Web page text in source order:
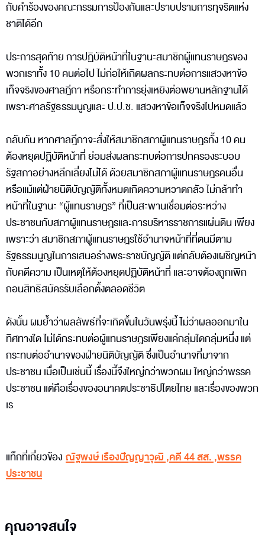
กับคำร้องของคณะกรรมการป้องกันและปราบปรามการทุจริตแห่ง
ชาติได้อีก
ประการสุดท้าย การปฏิบัติหน้าที่ในฐานะสมาชิกผู้แทนราษฎรของ
พวกเราทั้ง 10 คนต่อไป ไม่ก่อให้เกิดผลกระทบต่อการแสวงหาข้อ
เท็จจริงของศาลฎีกา หรือกระทำการยุ่งเหยิงต่อพยานหลักฐานได้
เพราะศาลรัฐธรรมนูญและ ป.ป.ช. แสวงหาข้อเท็จจริงไปหมดแล้ว
กลับกัน หากศาลฎีกาจะสั่งให้สมาชิกสภาผู้แทนราษฎรทั้ง 10 คน
ต้องหยุดปฏิบัติหน้าที่ ย่อมส่งผลกระทบต่อการปกครองระบอบ
รัฐสภาอย่างหลีกเลี่ยงไม่ได้ ด้วยสมาชิกสภาผู้แทนราษฎรคนอื่น
หรือแม้แต่ฝ่ายนิติบัญญัติทั้งหมดเกิดความหวาดกลัว ไม่กล้าทำ
หน้าที่ในฐานะ “ผู้แทนราษฎร” ที่เป็นสะพานเชื่อมต่อระหว่าง
ประชาชนกับสภาผู้แทนราษฎรและการบริหารราชการแผ่นดิน เพียง
เพราะว่า สมาชิกสภาผู้แทนราษฎรใช้อำนาจหน้าที่ที่ตนมีตาม
รัฐธรรมนูญในการเสนอร่างพระราชบัญญัติ แต่กลับต้องเผชิญหน้า
กับคดีความ เป็นเหตุให้ต้องหยุดปฏิบัติหน้าที่ และอาจต้องถูกเพิก
ถอนสิทธิสมัครรับเลือกตั้งตลอดชีวิต
ดังนั้น ผมย้ำว่าผลลัพธ์ที่จะเกิดขึ้นในวันพรุ่งนี้ ไม่ว่าผลออกมาใน
ทิศทางใด ไม่ได้กระทบต่อผู้แทนราษฎรเพียงแค่กลุ่มใดกลุ่มหนึ่ง แต่
กระทบต่ออำนาจของฝ่ายนิติบัญญัติ ซึ่งเป็นอำนาจที่มาจาก
ประชาชน เมื่อเป็นเช่นนี้ เรื่องนี้จึงใหญ่กว่าพวกผม ใหญ่กว่าพรรค
ประชาชน แต่คือเรื่องของอนาคตประชาธิปไตยไทย และเรื่องของพวก
เร
แท็กที่เกี่ยวข้อง ณัฐพงษ์ เรืองปัญญาวุฒิ ,คดี 44 สส. ,พรรค
ประชาชน
คุณอาจสนใจ